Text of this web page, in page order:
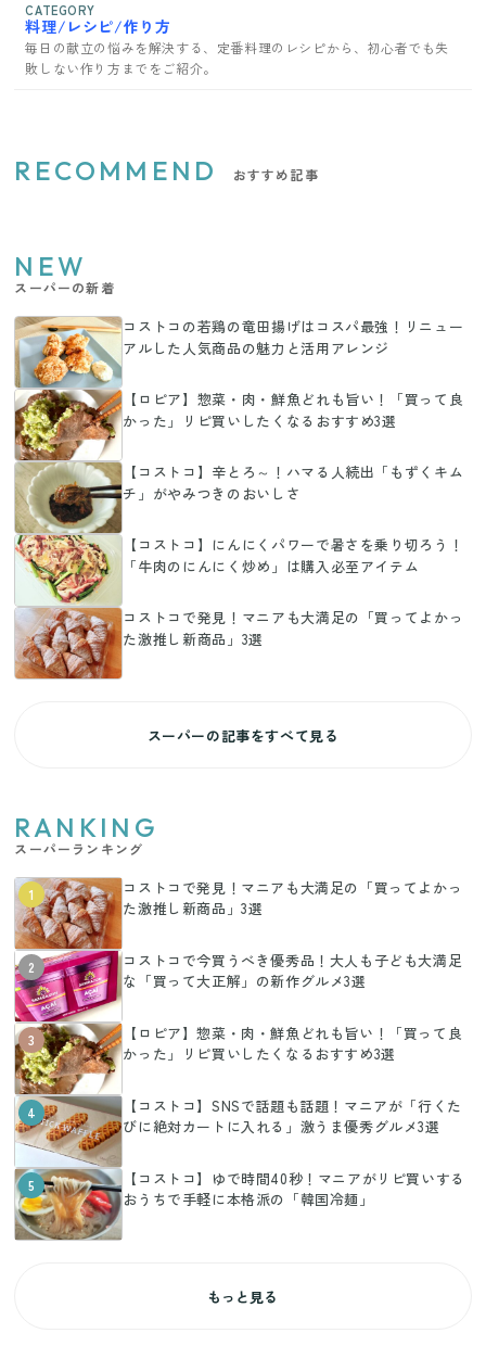
CATEGORY
料理/レシピ/作り方
毎日の献立の悩みを解決する、定番料理のレシピから、初心者でも失
敗しない作り方までをご紹介。
RECOMMEND おすすめ記事
NEW
スーパーの新着
コストコの若鶏の竜田揚げはコスパ最強！リニュー
アルした人気商品の魅力と活用アレンジ
【ロピア】惣菜・肉・鮮魚どれも旨い！「買って良
かった」リピ買いしたくなるおすすめ3選
【コストコ】辛とろ～！ハマる人続出「もずくキム
チ」がやみつきのおいしさ
【コストコ】にんにくパワーで暑さを乗り切ろう！
「牛肉のにんにく炒め」は購入必至アイテム
コストコで発見！マニアも大満足の「買ってよかっ
た激推し新商品」3選
スーパーの記事をすべて見る
RANKING
スーパーランキング
1
コストコで発見！マニアも大満足の「買ってよかっ
た激推し新商品」3選
2
コストコで今買うべき優秀品！大人も子ども大満足
な「買って大正解」の新作グルメ3選
3
【ロピア】惣菜・肉・鮮魚どれも旨い！「買って良
かった」リピ買いしたくなるおすすめ3選
4
【コストコ】SNSで話題も話題！マニアが「行くた
びに絶対カートに入れる」激うま優秀グルメ3選
5
【コストコ】ゆで時間40秒！マニアがリピ買いする
おうちで手軽に本格派の「韓国冷麺」
もっと見る